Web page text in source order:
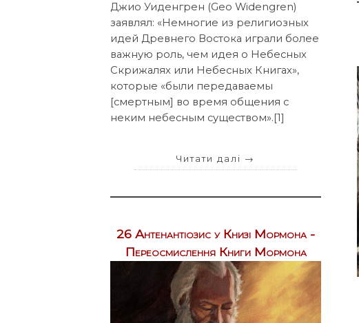
Джио Уиденгрен (Geo Widengren)
заявлял: «Немногие из религиозных
идей Древнего Востока играли более
важную роль, чем идея о Небесных
Скрижалях или Небесных Книгах»,
которые «были передаваемы
[смертным] во время общения с
неким небесным существом».[1]
Читати далі →
26 Антенантіозис у Книзі Мормона -
Переосмислення Книги Мормона